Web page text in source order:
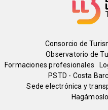
Menú
del
pie
Consorcio de
Observatorio de
Formaciones profesionales
PSTD - Costa
Sede electrónica y